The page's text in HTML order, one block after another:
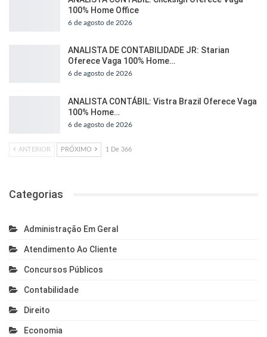
100% Home Office
6 de agosto de 2026
ANALISTA DE CONTABILIDADE JR: Starian
Oferece Vaga 100% Home…
6 de agosto de 2026
ANALISTA CONTÁBIL: Vistra Brazil Oferece Vaga
100% Home…
6 de agosto de 2026
ANTERIOR PRÓXIMO 1 De 366
Categorias
Administração Em Geral
Atendimento Ao Cliente
Concursos Públicos
Contabilidade
Direito
Economia